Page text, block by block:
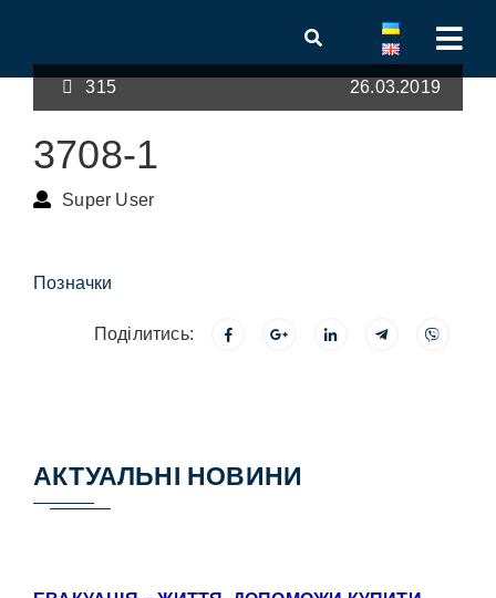
315 26.03.2019
3708-1
Super User
Позначки
Поділитись:
АКТУАЛЬНІ НОВИНИ